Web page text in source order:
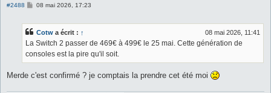
#2488
M
s
a
g
e
08 mai 2026, 17:23
Cotw a écrit : ↑ 08 mai 2026, 11:41
La Switch 2 passer de 469€ à 499€ le 25 mai. Cette génération de
consoles est la pire qu'il soit.
Merde c'est confirmé ? je comptais la prendre cet été moi